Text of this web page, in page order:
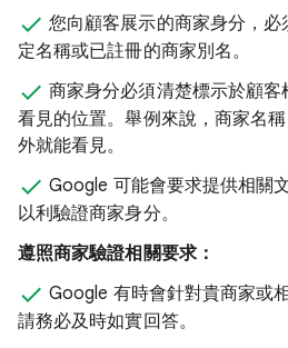
您向顧客展示的商家身分，
定名稱或已註冊的商家別名。
商家身分必須清楚標示於顧
看見的位置。舉例來說，商家名
外就能看見。
Google 可能會要求提供相關
以利驗證商家身分。
遵照商家驗證相關要求：
Google 有時會針對貴商家或
請務必及時如實回答。